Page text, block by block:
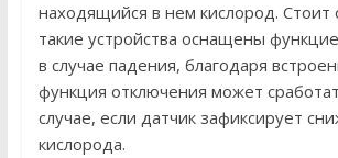
находящийся в нем кислород. Стоит
такие устройства оснащены
в случае падения, благодаря
функция отключения может
случае, если датчик зафиксирует
кислорода.